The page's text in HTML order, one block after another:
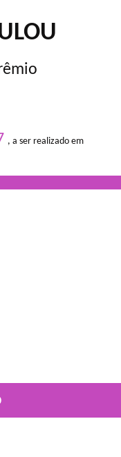
, a ser realizado em